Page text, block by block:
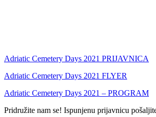
Adriatic Cemetery Days 2021 PRIJAVNICA
Adriatic Cemetery Days 2021 FLYER
Adriatic Cemetery Days 2021 – PROGRAM
Pridružite nam se! Ispunjenu prijavnicu